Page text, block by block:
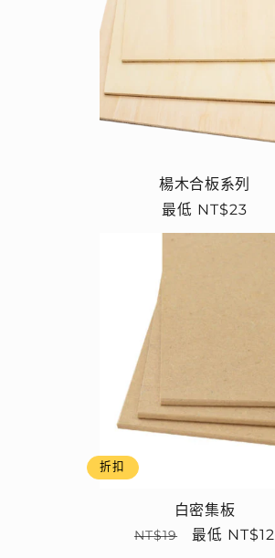
楊木合板系列
定
最低 NT$23
折扣
白密集板
定
NT$19
售
最低 NT$12